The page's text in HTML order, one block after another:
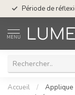
Période de
MENU
Accueil /
Applique